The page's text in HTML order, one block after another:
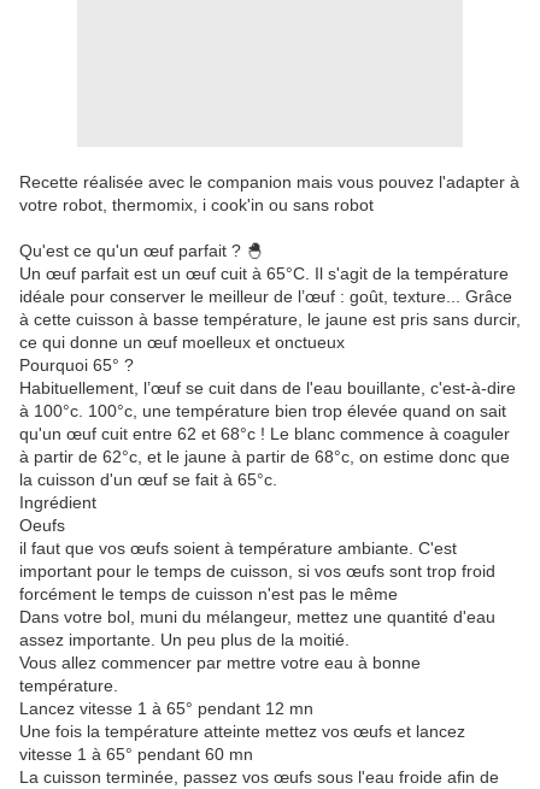
Recette réalisée avec le companion mais vous pouvez l'adapter à
votre robot, thermomix, i cook'in ou sans robot
Qu'est ce qu'un œuf parfait ? 🐣
Un œuf parfait est un œuf cuit à 65°C. Il s'agit de la température
idéale pour conserver le meilleur de l’œuf : goût, texture... Grâce
à cette cuisson à basse température, le jaune est pris sans durcir,
ce qui donne un œuf moelleux et onctueux
Pourquoi 65° ?
Habituellement, l’œuf se cuit dans de l'eau bouillante, c'est-à-dire
à 100°c. 100°c, une température bien trop élevée quand on sait
qu'un œuf cuit entre 62 et 68°c ! Le blanc commence à coaguler
à partir de 62°c, et le jaune à partir de 68°c, on estime donc que
la cuisson d'un œuf se fait à 65°c.
Ingrédient
Oeufs
il faut que vos œufs soient à température ambiante. C'est
important pour le temps de cuisson, si vos œufs sont trop froid
forcément le temps de cuisson n'est pas le même
Dans votre bol, muni du mélangeur, mettez une quantité d'eau
assez importante. Un peu plus de la moitié.
Vous allez commencer par mettre votre eau à bonne
température.
Lancez vitesse 1 à 65° pendant 12 mn
Une fois la température atteinte mettez vos œufs et lancez
vitesse 1 à 65° pendant 60 mn
La cuisson terminée, passez vos œufs sous l'eau froide afin de